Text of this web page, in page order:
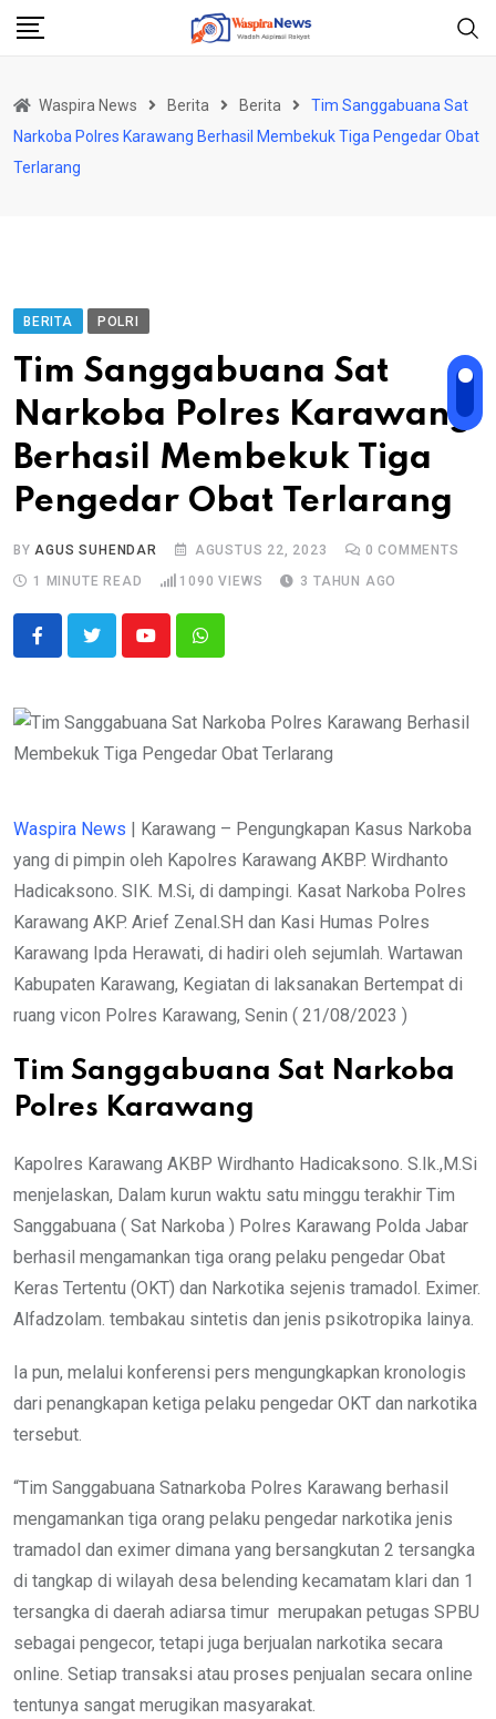
Skip
Waspira News Berita Berita
Tim Sanggabuana Sat
Narkoba Polres Karawang Berhasil Membekuk Tiga Pengedar Obat
Terlarang
BERITA POLRI
Tim Sanggabuana Sat
Narkoba Polres Karawang
Berhasil Membekuk Tiga
Pengedar Obat Terlarang
BYAGUS SUHENDAR AGUSTUS 22, 2023 0 COMMENTS
1 MINUTE READ
1090 VIEWS 3 TAHUN AGO
YoutubeWhatsapp
Waspira News | Karawang – Pengungkapan Kasus Narkoba
yang di pimpin oleh Kapolres Karawang AKBP. Wirdhanto
Hadicaksono. SIK. M.Si, di dampingi. Kasat Narkoba Polres
Karawang AKP. Arief Zenal.SH dan Kasi Humas Polres
Karawang Ipda Herawati, di hadiri oleh sejumlah. Wartawan
Kabupaten Karawang, Kegiatan di laksanakan Bertempat di
ruang vicon Polres Karawang, Senin ( 21/08/2023 )
Tim Sanggabuana Sat Narkoba
Polres Karawang
Kapolres Karawang AKBP Wirdhanto Hadicaksono. S.Ik.,M.Si
menjelaskan, Dalam kurun waktu satu minggu terakhir Tim
Sanggabuana ( Sat Narkoba ) Polres Karawang Polda Jabar
berhasil mengamankan tiga orang pelaku pengedar Obat
Keras Tertentu (OKT) dan Narkotika sejenis tramadol. Eximer.
Alfadzolam. tembakau sintetis dan jenis psikotropika lainya.
Ia pun, melalui konferensi pers mengungkapkan kronologis
dari penangkapan ketiga pelaku pengedar OKT dan narkotika
tersebut.
“Tim Sanggabuana Satnarkoba Polres Karawang berhasil
mengamankan tiga orang pelaku pengedar narkotika jenis
tramadol dan eximer dimana yang bersangkutan 2 tersangka
di tangkap di wilayah desa belending kecamatam klari dan 1
tersangka di daerah adiarsa timur merupakan petugas SPBU
sebagai pengecor, tetapi juga berjualan narkotika secara
online. Setiap transaksi atau proses penjualan secara online
tentunya sangat merugikan masyarakat.